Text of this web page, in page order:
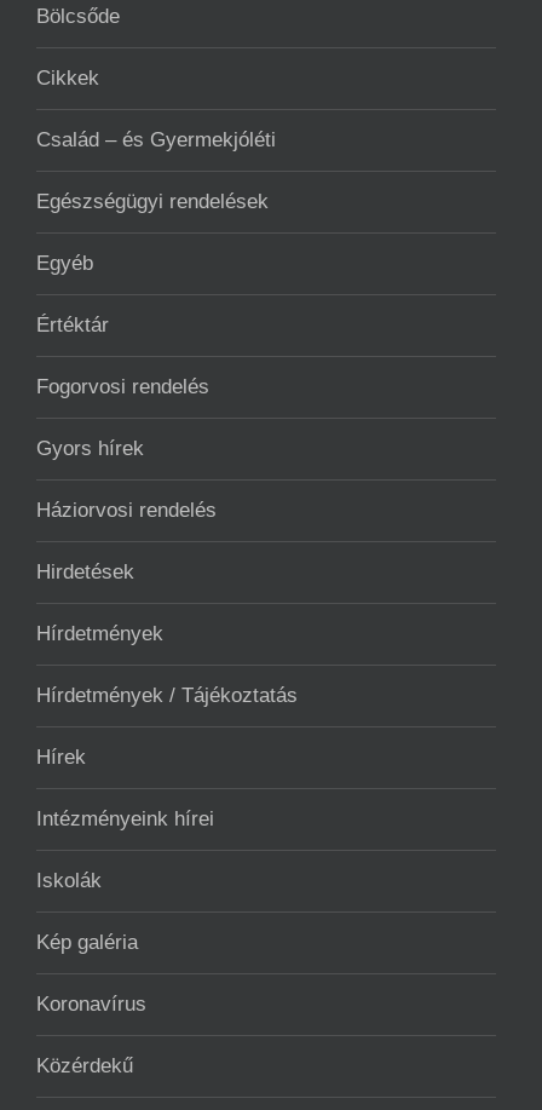
Bölcsőde
Cikkek
Család – és Gyermekjóléti
Egészségügyi rendelések
Egyéb
Értéktár
Fogorvosi rendelés
Gyors hírek
Háziorvosi rendelés
Hirdetések
Hírdetmények
Hírdetmények / Tájékoztatás
Hírek
Intézményeink hírei
Iskolák
Kép galéria
Koronavírus
Közérdekű